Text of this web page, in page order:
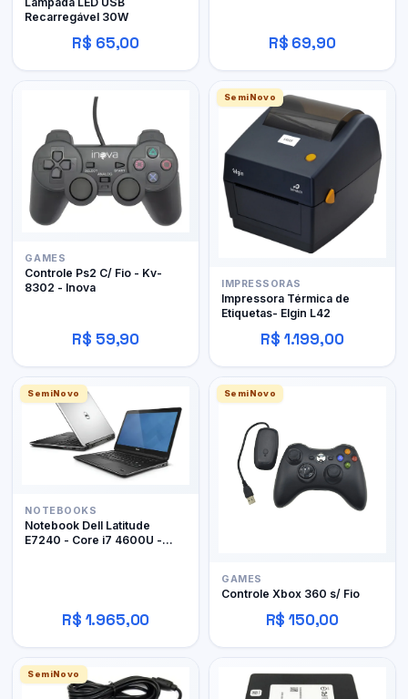
Recarregável 30W
R$ 65,00 R$ 69,90
GAMES
Controle Ps2 C/ Fio - Kv-
8302 - Inova
R$ 59,90
SemiNovo
IMPRESSORAS
Impressora Térmica de
Etiquetas- Elgin L42
R$ 1.199,00
SemiNovo
NOTEBOOKS
Notebook Dell Latitude
E7240 - Core i7 4600U -
R$ 1.965,00
SemiNovo
GAMES
Controle Xbox 360 s/ Fio
R$ 150,00
SemiNovo